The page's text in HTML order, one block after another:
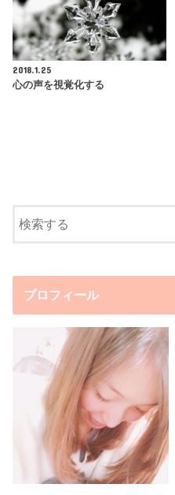
2018.1.25
心の声を視覚化する
プロフィール